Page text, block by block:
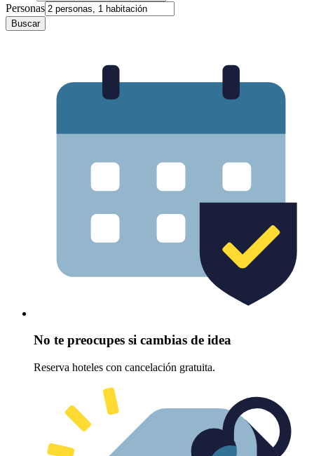
Personas
Buscar
No te preocupes si cambias de idea
Reserva hoteles con cancelación gratuita.